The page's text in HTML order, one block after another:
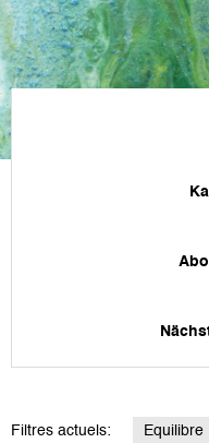
Filtres actuels: Equilibre